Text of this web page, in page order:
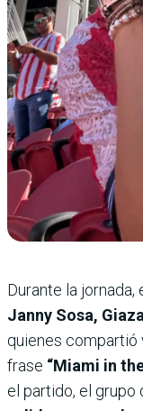
Durante la
Janny Sosa,
quienes compartió
frase “Miami in
el partido, el grupo